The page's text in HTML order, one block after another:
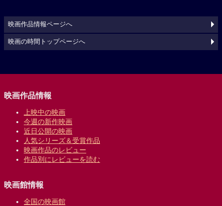
映画作品情報ページへ
映画の時間トップページへ
映画作品情報
上映中の映画
今週の新作映画
近日公開の映画
人気シリーズ＆受賞作品
映画作品のレビュー
作品別にレビューを読む
映画館情報
全国の映画館